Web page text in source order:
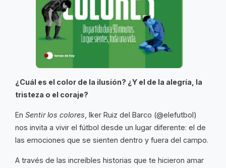
¿Cuál es el color de la ilusión? ¿Y el de la alegría, la
tristeza o el coraje?
En Sentir los colores , Iker Ruiz del Barco (@elefutbol)
nos invita a vivir el fútbol desde un lugar diferente: el de
las emociones que se sienten dentro y fuera del campo.
A través de las increíbles historias que te hicieron amar